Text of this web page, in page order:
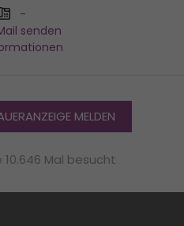
-
senden
MELDEN
Mal besucht